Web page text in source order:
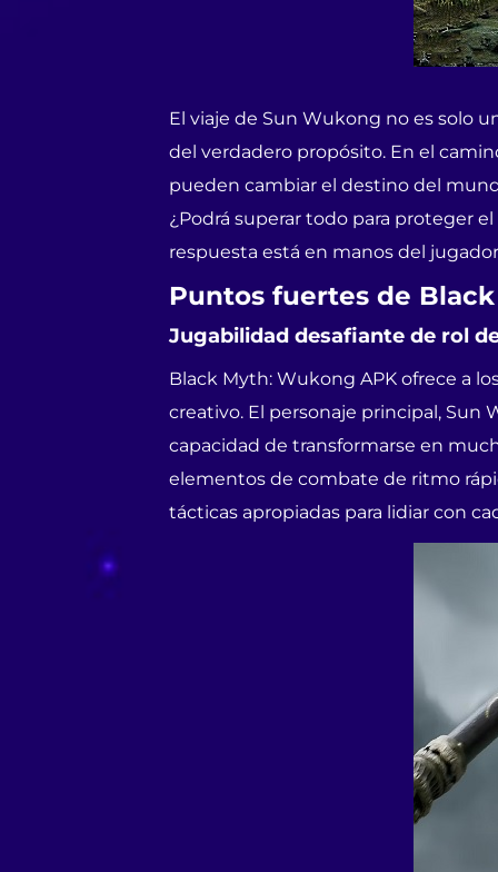
El viaje de Sun Wukong no es solo
del verdadero propósito. En el
pueden cambiar el destino del
¿Podrá superar todo para proteger
respuesta está en manos del
Puntos fuertes de
Jugabilidad desafiante de rol
Black Myth: Wukong APK ofrece a
creativo. El personaje principal, Sun
capacidad de transformarse en
elementos de combate de ritmo
tácticas apropiadas para lidiar con